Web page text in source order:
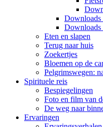
Downloads
Downloads
Eten en slapen
Terug naar huis
Zoekertjes
Bloemen op de
Pelgrimswegen:
Spirituele reis
Bespiegelingen
Foto en film van
De weg naar
Ervaringen